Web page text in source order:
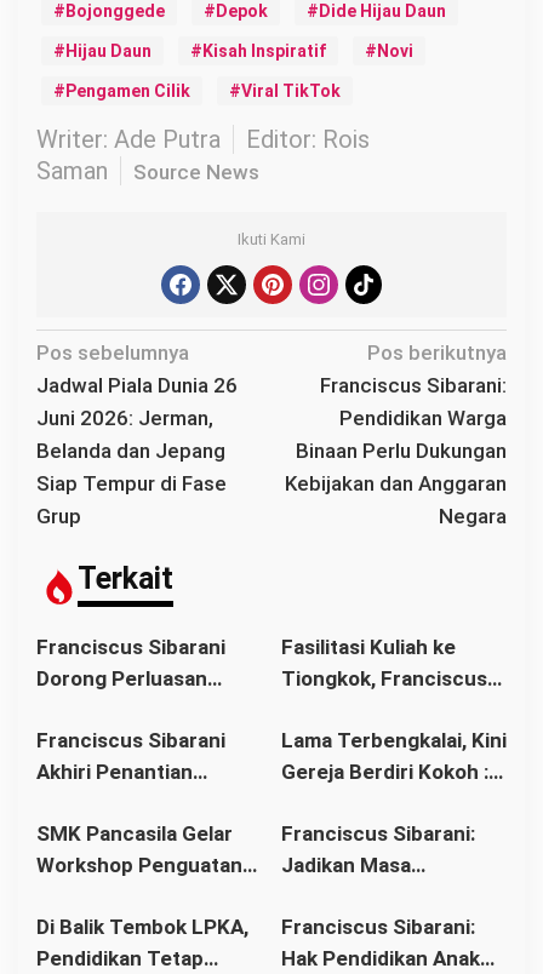
Bojonggede Depok Dide Hijau Daun
Hijau Daun Kisah Inspiratif Novi
Pengamen Cilik Viral TikTok
Writer: Ade Putra
Editor: Rois
Saman
Source News
Ikuti Kami
N
a
v
i
g
a
p
o
s
Pos sebelumnya
Jadwal Piala Dunia 26
Juni 2026: Jerman,
Belanda dan Jepang
Siap Tempur di Fase
Grup
Pos berikutnya
Franciscus Sibarani:
Pendidikan Warga
Binaan Perlu Dukungan
Kebijakan dan Anggaran
Negara
Terkait
Franciscus Sibarani
Dorong Perluasan
sebagai Upaya Cegah
Pernikahan Dini di
Fasilitasi Kuliah ke
Tiongkok, Franciscus
Tua Dukung Pendidikan
Anak
Franciscus Sibarani
Akhiri Penantian
Bawat Keuskupan
Agung Pontianak,
Berdiri
Lama Terbengkalai, Kini
Gereja Berdiri Kokoh :
Wujudkan Politik
Bonum Commune di
Pahonk LANDAK
SMK Pancasila Gelar
Workshop Penguatan
Standar Nasional
Pendidikan
Franciscus Sibarani:
Jadikan Masa
Titik Balik Menata
Masa Depan
Di Balik Tembok LPKA,
Pendidikan Tetap
Franciscus Sibarani:
Hak Pendidikan Anak